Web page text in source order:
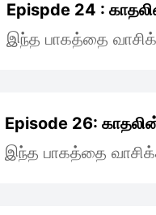
Epispde 24 :
இந்த பாகத்தை
Episode 26:
இந்த பாகத்தை